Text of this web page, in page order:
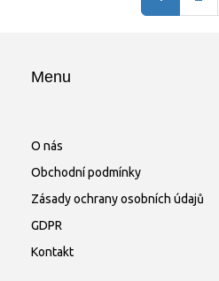
Menu
O nás
Obchodní podmínky
Zásady ochrany osobních údajů
GDPR
Kontakt